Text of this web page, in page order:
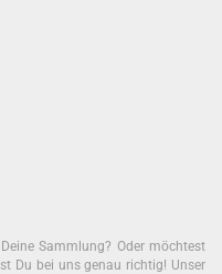
Sammlung? Oder möchtest
Du bei uns genau richtig! Unser